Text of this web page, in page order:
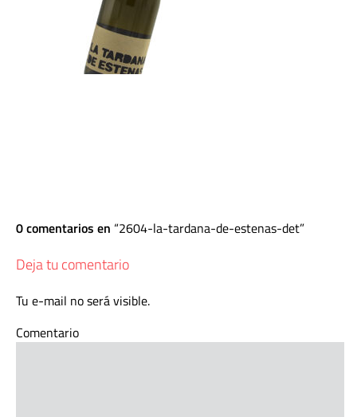
0 comentarios en 2604-la-tardana-de-estenas-det
Deja tu comentario
Tu e-mail no será visible.
Comentario